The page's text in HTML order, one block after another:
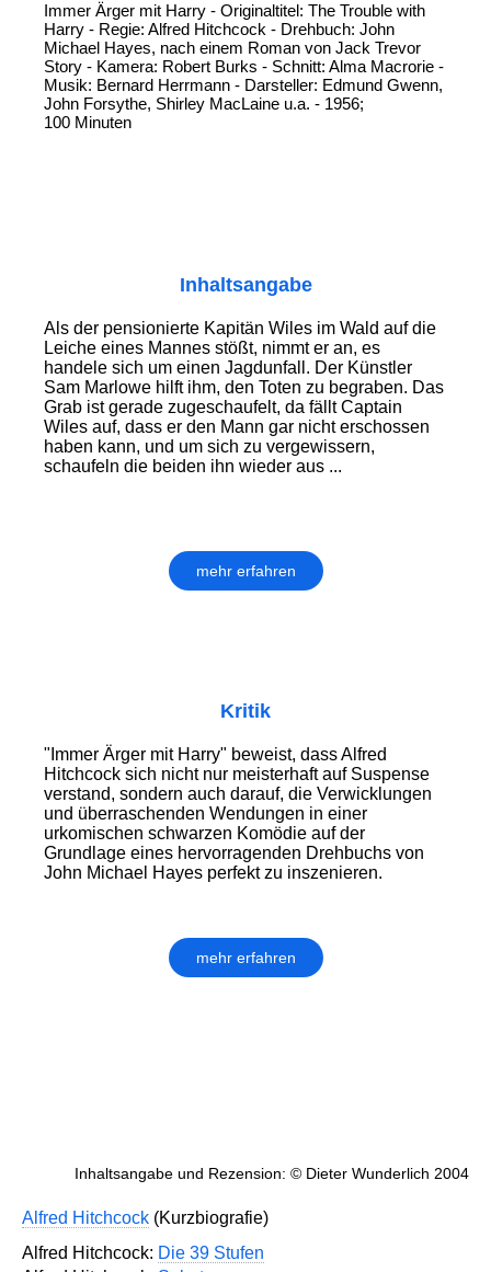
Immer Ärger mit Harry - Originaltitel: The Trouble with
Harry - Regie: Alfred Hitchcock - Drehbuch: John
Michael Hayes, nach einem Roman von Jack Trevor
Story - Kamera: Robert Burks - Schnitt: Alma Macrorie -
Musik: Bernard Herrmann - Darsteller: Edmund Gwenn,
John Forsythe, Shirley MacLaine u.a. - 1956;
100 Minuten
Inhaltsangabe
Als der pensionierte Kapitän Wiles im Wald auf die
Leiche eines Mannes stößt, nimmt er an, es
handele sich um einen Jagdunfall. Der Künstler
Sam Marlowe hilft ihm, den Toten zu begraben. Das
Grab ist gerade zugeschaufelt, da fällt Captain
Wiles auf, dass er den Mann gar nicht erschossen
haben kann, und um sich zu vergewissern,
schaufeln die beiden ihn wieder aus ...
mehr erfahren
Kritik
"Immer Ärger mit Harry" beweist, dass Alfred
Hitchcock sich nicht nur meisterhaft auf Suspense
verstand, sondern auch darauf, die Verwicklungen
und überraschenden Wendungen in einer
urkomischen schwarzen Komödie auf der
Grundlage eines hervorragenden Drehbuchs von
John Michael Hayes perfekt zu inszenieren.
mehr erfahren
Inhaltsangabe und Rezension: © Dieter Wunderlich 2004
Alfred Hitchcock (Kurzbiografie)
Alfred Hitchcock: Die 39 Stufen